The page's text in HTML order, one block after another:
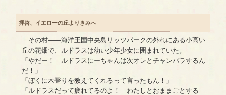
拝啓、イエローの丘よりきみへ
その村――海洋王国中央島リッツパークの外れにある小高い
丘の花畑で、ルドラスは幼い少年少女に囲まれていた。
「やだー！ ルドラスにーちゃんは次オレとチャンバラするん
だ！」
「ぼくに木登りを教えてくれるって言ったもん！」
「ルドラスだって疲れてるのよ！ わたしとおままごとする